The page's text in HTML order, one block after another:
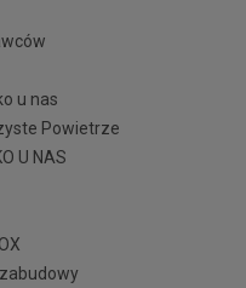
u nas
Powietrze
U NAS